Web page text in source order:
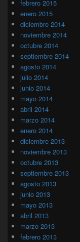
febrero 2015
enero 2015
diciembre 2014
noviembre 2014
octubre 2014
septiembre 2014
agosto 2014
julio 2014
junio 2014
mayo 2014
abril 2014
marzo 2014
enero 2014
diciembre 2013
noviembre 2013
octubre 2013
septiembre 2013
agosto 2013
junio 2013
mayo 2013
abril 2013
marzo 2013
febrero 2013